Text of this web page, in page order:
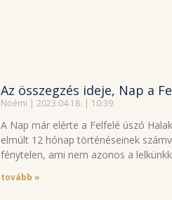
Az összegzés ideje, Nap a
Noémi 2023.04.18. 10:39
A Nap már elérte a Felfelé úszó
elmúlt 12 hónap történéseinek
fénytelen, ami nem azonos a
tovább »